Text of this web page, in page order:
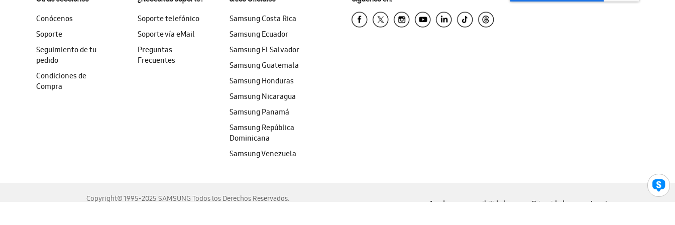
Conócenos
Soporte
Seguimiento de tu
pedido
Condiciones de
Compra
Soporte telefónico
Soporte vía eMail
Preguntas
Frecuentes
Samsung Costa Rica
Samsung Ecuador
Samsung El Salvador
Samsung Guatemala
Samsung Honduras
Samsung Nicaragua
Samsung Panamá
Samsung República
Dominicana
Samsung Venezuela
Copyright© 1995-2025 SAMSUNG Todos los Derechos Reservados.
Ayuda para accesibilidad Privacidad Legal